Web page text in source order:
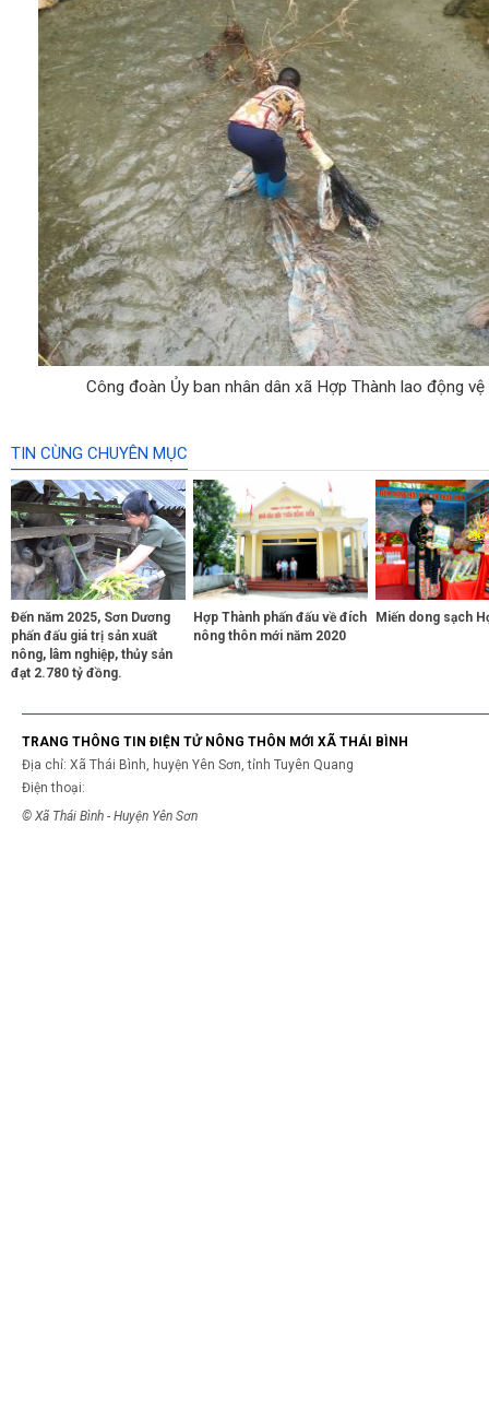
Công đoàn Ủy ban nhân dân xã Hợp Thành lao động
TIN CÙNG CHUYÊN MỤC
Đến năm 2025, Sơn Dương
phấn đấu giá trị sản xuất
nông, lâm nghiệp, thủy sản
đạt 2.780 tỷ đồng.
Hợp Thành phấn đấu về đích
nông thôn mới năm 2020
Miến dong sạch
TRANG THÔNG TIN ĐIỆN TỬ NÔNG THÔN MỚI XÃ THÁI BÌNH
Địa chỉ: Xã Thái Bình, huyện Yên Sơn, tỉnh Tuyên Quang
Điện thoại:
© Xã Thái Bình - Huyện Yên Sơn